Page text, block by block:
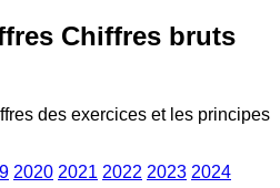
Chiffres bruts
des exercices et les principes
2020 2021 2022 2023 2024